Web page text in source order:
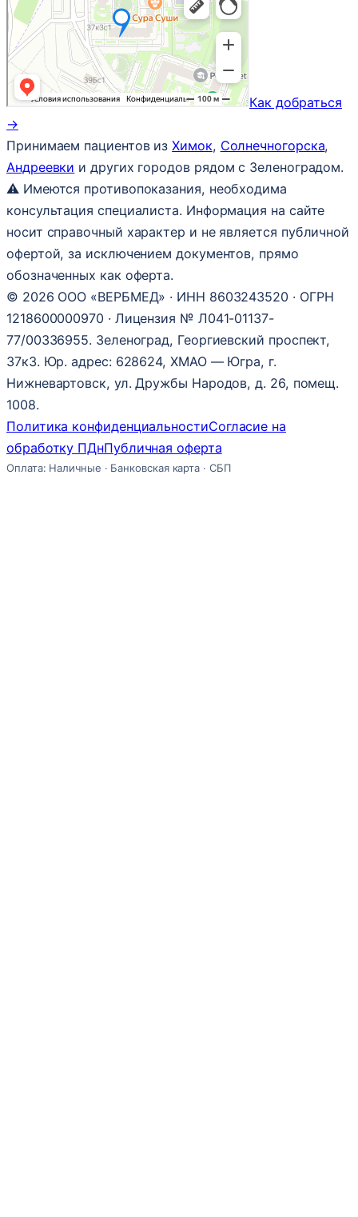
Как добраться
→
Принимаем пациентов изХимок, Солнечногорска,
Андреевки и других городов рядом с Зеленоградом.
⚠ Имеются противопоказания, необходима
консультация специалиста. Информация на сайте
носит справочный характер и не является публичной
офертой, за исключением документов, прямо
обозначенных как оферта.
© 2026 ООО «ВЕРБМЕД» · ИНН 8603243520 · ОГРН
1218600000970 · Лицензия № Л041-01137-
77/00336955. Зеленоград, Георгиевский проспект,
37к3. Юр. адрес: 628624, ХМАО — Югра, г.
Нижневартовск, ул. Дружбы Народов, д. 26, помещ.
1008.
Политика конфиденциальностиСогласие на
обработку ПДнПубличная оферта
Оплата: Наличные · Банковская карта · СБП